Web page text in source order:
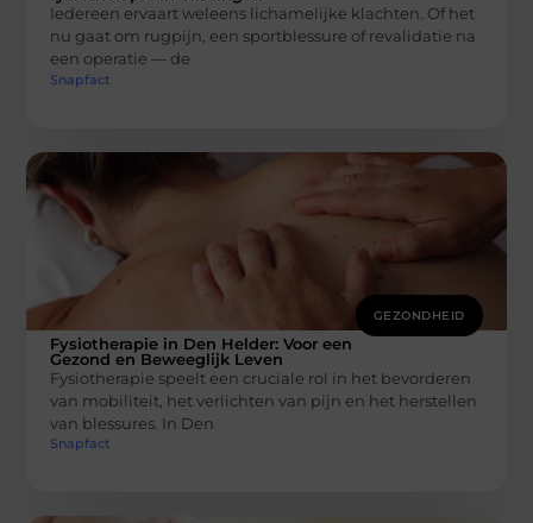
Iedereen ervaart weleens lichamelijke klachten. Of het
nu gaat om rugpijn, een sportblessure of revalidatie na
een operatie — de
Snapfact
GEZONDHEID
Fysiotherapie in Den Helder: Voor een
Gezond en Beweeglijk Leven
Fysiotherapie speelt een cruciale rol in het bevorderen
van mobiliteit, het verlichten van pijn en het herstellen
van blessures. In Den
Snapfact